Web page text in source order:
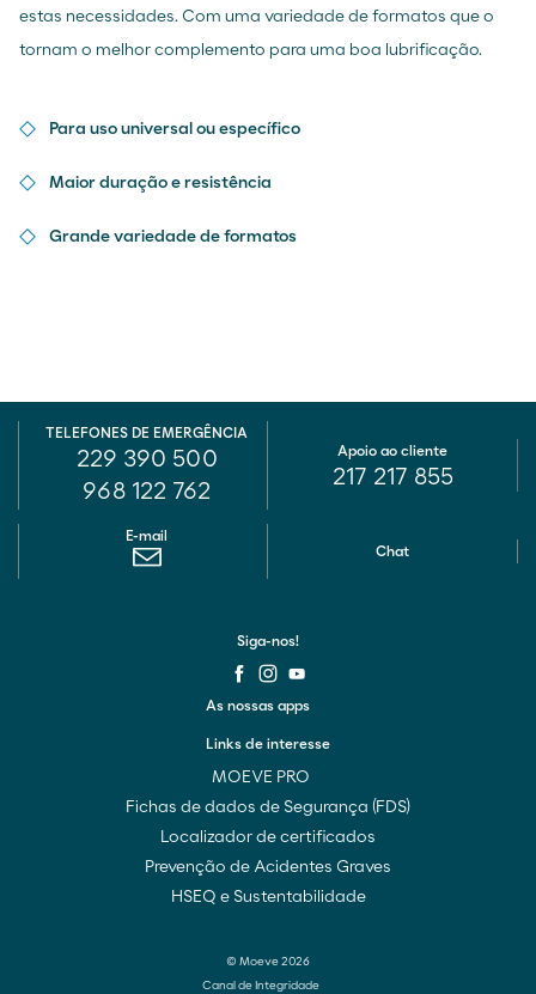
estas necessidades. Com uma variedade de formatos que o
tornam o melhor complemento para uma boa lubrificação.
Para uso universal ou específico
Maior duração e resistência
Grande variedade de formatos
TELEFONES DE EMERGÊNCIA
229 390 500
968 122 762
E-mail
Chat
Apoio ao cliente
217 217 855
Links de interesse
MOEVE PRO
Fichas de dados de Segurança (FDS)
Localizador de certificados
Prevenção de Acidentes Graves
HSEQ e Sustentabilidade
As nossas apps
Siga-nos!
© Moeve 2026
Canal de Integridade